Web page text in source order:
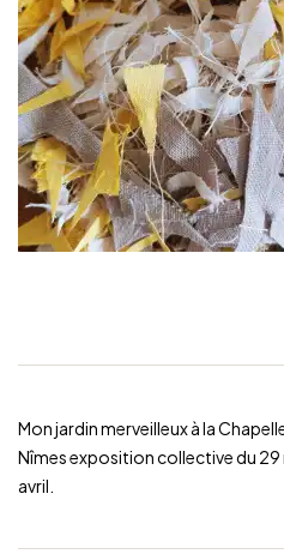
Mon jardin merveilleux à la
Nîmes exposition collective du 29
avril.